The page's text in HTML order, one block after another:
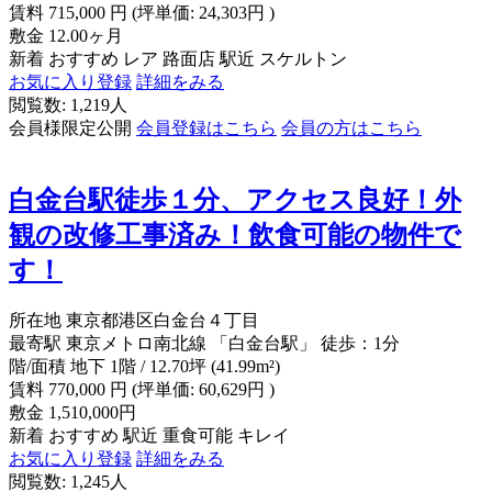
賃料 715,000 円 (坪単価: 24,303円 )
敷金 12.00ヶ月
新着 おすすめ レア 路面店 駅近 スケルトン
お気に入り登録 詳細をみる
閲覧数: 1,219人
会員様限定公開 会員登録はこちら 会員の方はこちら
白金台駅徒歩１分、アクセス良好！外
観の改修工事済み！飲食可能の物件で
す！
所在地 東京都港区白金台４丁目
最寄駅 東京メトロ南北線 「白金台駅」 徒歩：1分
階/面積 地下 1階 / 12.70坪 (41.99m²)
賃料 770,000 円 (坪単価: 60,629円 )
敷金 1,510,000円
新着 おすすめ 駅近 重食可能 キレイ
お気に入り登録 詳細をみる
閲覧数: 1,245人